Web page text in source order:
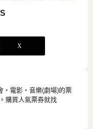
・電影・音樂(劇場)的票
購買人氣票券就找